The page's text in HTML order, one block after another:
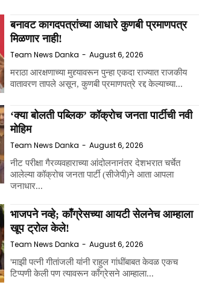
बनावट कागदपत्रांच्या आधारे कुणबी प्रमाणपत्र
मिळणार नाही!
Team News Danka - August 6, 2026
मराठा आरक्षणाच्या मुद्द्यावरून पुन्हा एकदा राज्यात राजकीय
वातावरण तापले असून, कुणबी प्रमाणपत्रे रद्द केल्याच्या...
‘क्या बोलती पब्लिक’ कॉक्रोच जनता पार्टीची नवी
मोहिम
Team News Danka - August 6, 2026
नीट परीक्षा गैरव्यवहाराच्या आंदोलनानंतर देशभरात चर्चेत
आलेल्या कॉक्रोच जनता पार्टी (सीजेपी)ने आता आपला
जनाधार...
भाजपने नव्हे; काँग्रेसच्या आयटी सेलनेच आम्हाला
खूप ट्रोल केले!
Team News Danka - August 6, 2026
'माझी पत्नी गीतांजली यांनी राहुल गांधींबाबत केवळ एकच
टिप्पणी केली पण त्यावरून काँग्रेसने आम्हाला...